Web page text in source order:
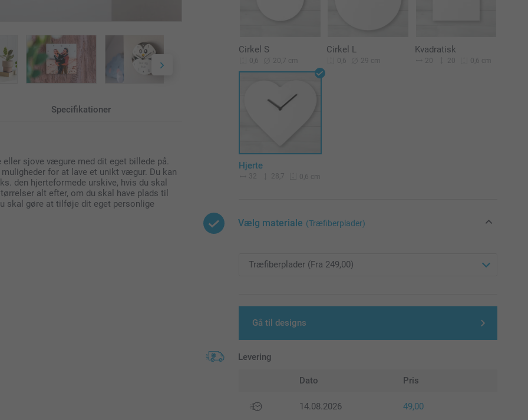
Specifikationer
sjove vægure med dit eget billede på.
for at lave et unikt vægur. Du kan
den hjerteformede urskive, hvis du skal
alt efter, om du skal have plads til
skal gøre at tilføje dit eget personlige
Cirkel S
0,6 20,7 cm
Cirkel L
0,6 29 cm
Kvadratisk
20 20 0,6 cm
Hjerte
32 28,7 0,6 cm
Vælg materiale (Træfiberplader)
Gå til designs
Levering
Dato Pris
14.08.2026 49,00